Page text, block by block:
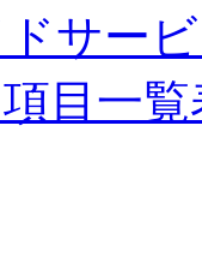
サー
目一覧